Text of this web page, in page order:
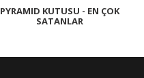
PYRAMID KUTUSU - EN ÇOK
SATANLAR